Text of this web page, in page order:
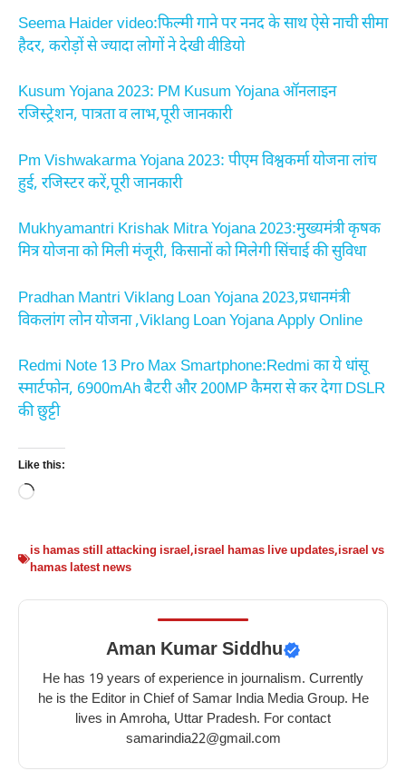
Seema Haider video:फिल्मी गाने पर ननद के साथ ऐसे नाची सीमा
हैदर, करोड़ों से ज्यादा लोगों ने देखी वीडियो
Kusum Yojana 2023: PM Kusum Yojana ऑनलाइन
रजिस्ट्रेशन, पात्रता व लाभ,पूरी जानकारी
Pm Vishwakarma Yojana 2023: पीएम विश्वकर्मा योजना लांच
हुई, रजिस्टर करें,पूरी जानकारी
Mukhyamantri Krishak Mitra Yojana 2023:मुख्यमंत्री कृषक
मित्र योजना को मिली मंजूरी, किसानों को मिलेगी सिंचाई की सुविधा
Pradhan Mantri Viklang Loan Yojana 2023,प्रधानमंत्री
विकलांग लोन योजना ,Viklang Loan Yojana Apply Online
Redmi Note 13 Pro Max Smartphone:Redmi का ये धांसू
स्मार्टफोन, 6900mAh बैटरी और 200MP कैमरा से कर देगा DSLR
की छुट्टी
Like this:
Loading…
is hamas still attacking israel,israel hamas live updates,israel vs
hamas latest news
Aman Kumar Siddhu
He has 19 years of experience in journalism. Currently
he is the Editor in Chief of Samar India Media Group. He
lives in Amroha, Uttar Pradesh. For contact
samarindia22@gmail.com